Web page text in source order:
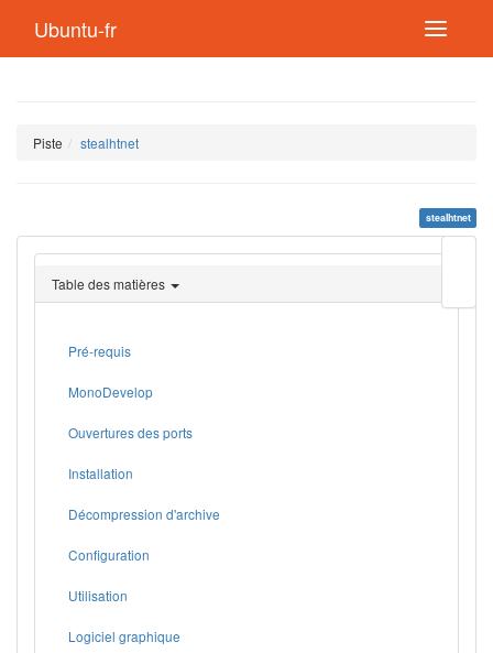
Ubuntu-fr
Piste stealhtnet
stealhtnet
page
Table des matières
Pré-requis
MonoDevelop
Ouvertures des ports
Installation
Décompression d'archive
Configuration
Utilisation
Logiciel graphique